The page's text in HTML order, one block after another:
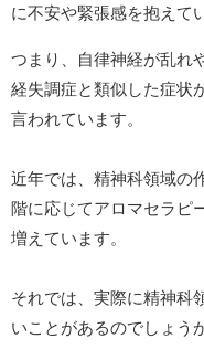
に不安や緊張感を抱えて
つまり、自律神経が乱れ
経失調症と類似した症状
言われています。
近年では、精神科領域の
階に応じてアロマセラピ
増えています。
それでは、実際に精神科
いことがあるのでしょう